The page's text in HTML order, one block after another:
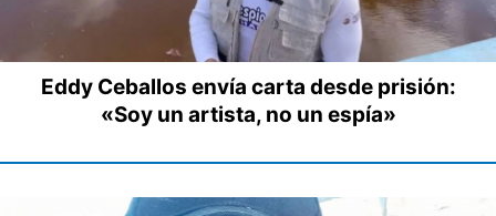
Eddy Ceballos envía carta desde prisión:
«Soy un artista, no un espía»